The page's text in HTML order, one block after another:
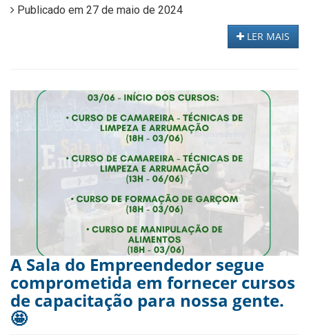
Publicado em 27 de maio de 2024
LER MAIS
A Sala do Empreendedor segue
comprometida em fornecer cursos
de capacitação para nossa gente.
🤩